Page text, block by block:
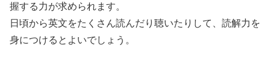
握する力が求められます。
日頃から英文をたくさん読んだり聴いたりして、読解力を
身につけるとよいでしょう。